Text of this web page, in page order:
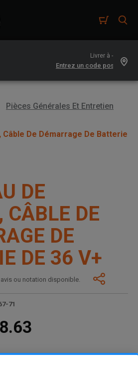
Livrer à -
Pièces Générales Et Entretien
Câble De Démarrage De Batterie
DE
CÂBLE DE
DE
DE 36 V+
avis ou notation disponible.
71